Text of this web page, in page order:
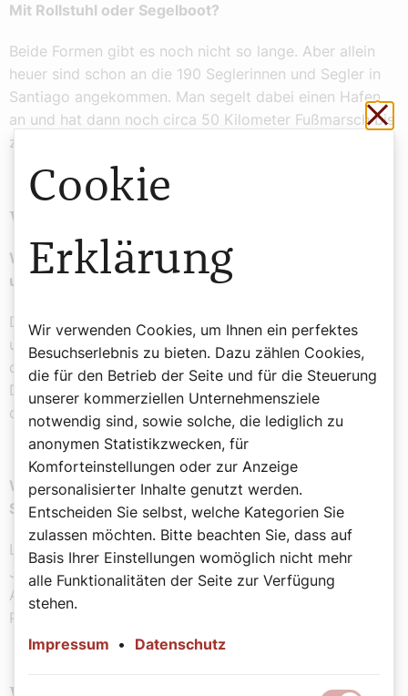
Mit Rollstuhl oder Segelboot?
Beide Formen gibt es noch nicht so lange. Aber allein
heuer sind schon an die 190 Seglerinnen und Segler in
Santiago angekommen. Man segelt dabei einen Hafen
an und hat dann noch circa 50 Kilometer Fußmarsch bis
zum Ziel, weil Santiago nicht am Meer liegt.
Woher die Pilger kommen
Woher kommen die Pilgerinnen und Pilger, die in Wien
um die Ausstellung eines Pilgerpasses bitten?
Die Pilgerinnen und Pilger bestellen die Pässe über
unsere Homepage, viele Wienerinnen und Wiener holen
dann ihre Pilgerpässe bei uns am Stephansplatz ab.
Dabei erfahre ich viel über die jeweilige Motivation,
diesen Weg zu gehen.
Wie viele Pilgerinnen und Pilger sind heuer schon in
Santiago angekommen?
Laut Homepage des Wallfahrtsortes waren es bis Mitte
Juli schon 240.000 Frauen, Männer und Jugendliche.
Aus Österreich kamen an die 1.570 Pilger und
Pilgerinnen.
Cookie
Erklärung
Wir verwenden Cookies, um Ihnen ein perfektes
Besuchserlebnis zu bieten. Dazu zählen Cookies,
die für den Betrieb der Seite und für die Steuerung
unserer kommerziellen Unternehmensziele
notwendig sind, sowie solche, die lediglich zu
anonymen Statistikzwecken, für
Komforteinstellungen oder zur Anzeige
personalisierter Inhalte genutzt werden.
Entscheiden Sie selbst, welche Kategorien Sie
zulassen möchten. Bitte beachten Sie, dass auf
Basis Ihrer Einstellungen womöglich nicht mehr
alle Funktionalitäten der Seite zur Verfügung
stehen.
Impressum • Datenschutz